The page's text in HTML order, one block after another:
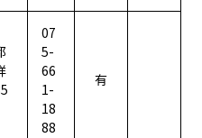
07
5-
66
1-
18
88
有